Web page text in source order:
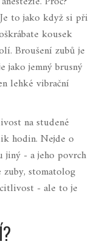
to jako když si při
kousek
Broušení zubů je
jako jemný brusný
lehké vibrační
na studené
hodin. Nejde o
jiný - a jeho povrch
stomatolog
- ale to je